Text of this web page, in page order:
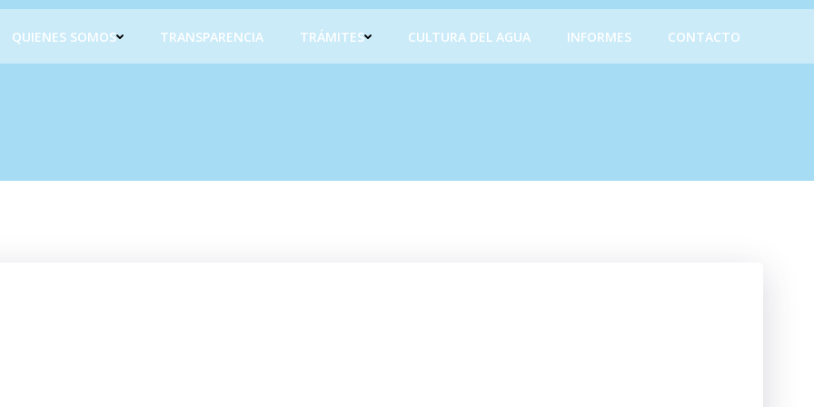
QUIENES SOMOS TRANSPARENCIA TRÁMITES CULTURA DEL AGUA INFORMES CONTACTO